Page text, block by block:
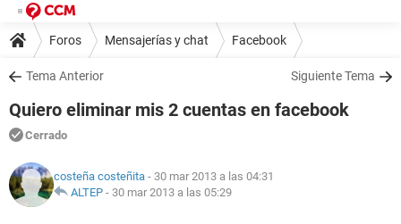
Foros Mensajerías y chat Facebook
Tema Anterior Siguiente Tema
Quiero eliminar mis 2 cuentas en facebook
Cerrado
costeña costeñita - 30 mar 2013 a las 04:31
ALTEP - 30 mar 2013 a las 05:29